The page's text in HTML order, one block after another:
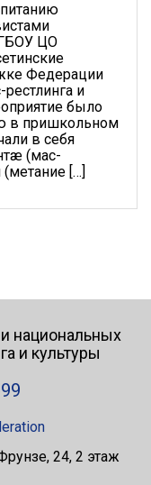
ЦО
Федерации
и
было
в пришкольном
в себя
(мас-
[…]
национальных
и культуры
24, 2 этаж